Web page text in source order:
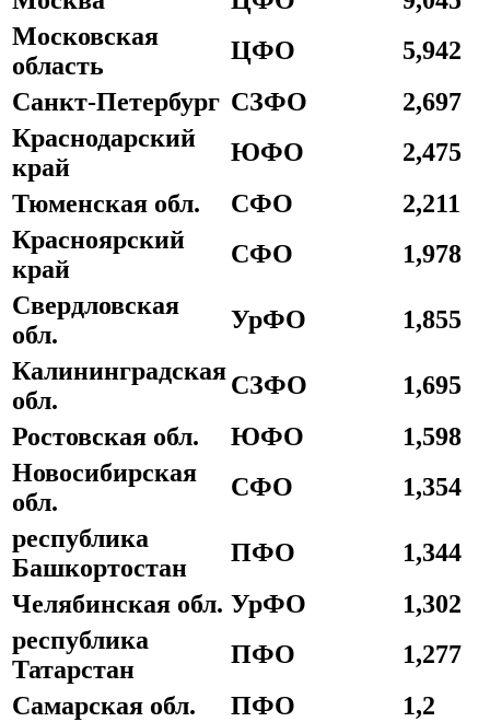
Московская
область
ЦФО
5,942
Санкт-Петербург СЗФО
2,697
Краснодарский
край
ЮФО
2,475
Тюменская обл.
СФО
2,211
Красноярский
край
СФО
1,978
Свердловская
обл.
УрФО
1,855
Калининградская
обл.
СЗФО
1,695
Ростовская обл.
ЮФО
1,598
Новосибирская
обл.
СФО
1,354
республика
Башкортостан
ПФО
1,344
Челябинская обл. УрФО
1,302
республика
Татарстан
ПФО
1,277
Самарская обл.
ПФО
1,2